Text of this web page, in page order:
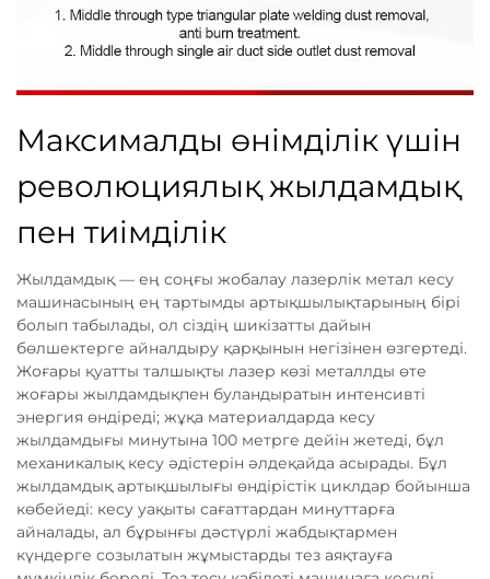
Максималды өнімділік үшін
революциялық жылдамдық
пен тиімділік
Жылдамдық — ең соңғы жобалау лазерлік метал кесу
машинасының ең тартымды артықшылықтарының бірі
болып табылады, ол сіздің шикізатты дайын
бөлшектерге айналдыру қарқынын негізінен өзгертеді.
Жоғары қуатты талшықты лазер көзі металлды өте
жоғары жылдамдықпен буландыратын интенсивті
энергия өндіреді; жұқа материалдарда кесу
жылдамдығы минутына 100 метрге дейін жетеді, бұл
механикалық кесу әдістерін әлдеқайда асырады. Бұл
жылдамдық артықшылығы өндірістік циклдар бойынша
көбейеді: кесу уақыты сағаттардан минуттарға
айналады, ал бұрынғы дәстүрлі жабдықтармен
күндерге созылатын жұмыстарды тез аяқтауға